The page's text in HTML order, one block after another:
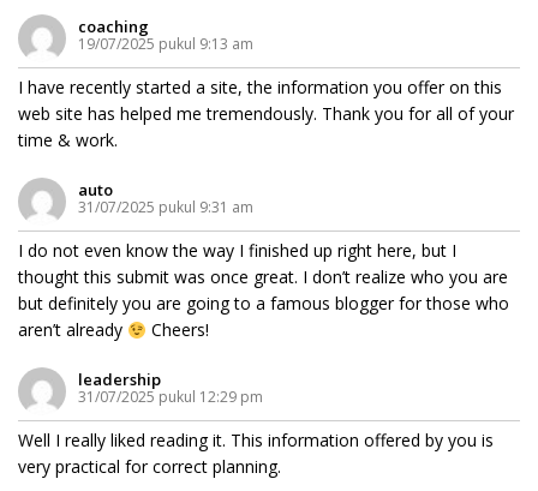
coaching
19/07/2025 pukul 9:13 am
I have recently started a site, the information you offer on this
web site has helped me tremendously. Thank you for all of your
time & work.
auto
31/07/2025 pukul 9:31 am
I do not even know the way I finished up right here, but I
thought this submit was once great. I don’t realize who you are
but definitely you are going to a famous blogger for those who
aren’t already
Cheers!
leadership
31/07/2025 pukul 12:29 pm
Well I really liked reading it. This information offered by you is
very practical for correct planning.